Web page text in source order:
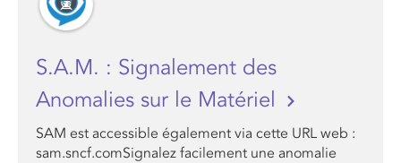
S.A.M. : Signalement des
Anomalies sur le Matériel
SAM est accessible également via cette URL web :
sam.sncf.comSignalez facilement une anomalie